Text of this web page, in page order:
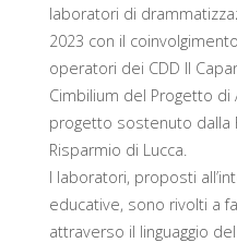
laboratori di
2023 con il
operatori dei CDD Il
Cimbilium del Progetto di
progetto sostenuto dalla
Risparmio di Lucca.
I laboratori, proposti
educative, sono rivolti a
attraverso il linguaggio